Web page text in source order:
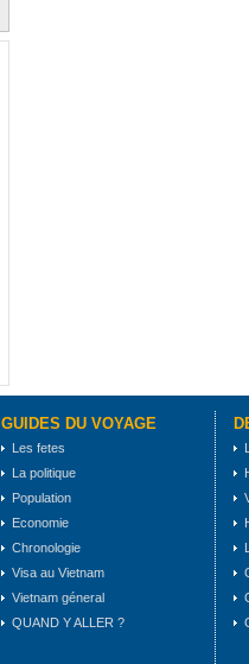
GUIDES DU VOYAGE
Les fetes
La politique
Population
Economie
Chronologie
Visa au Vietnam
Vietnam géneral
QUAND Y ALLER ?